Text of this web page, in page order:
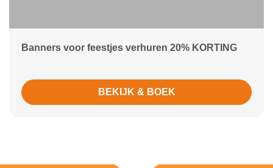
Banners voor feestjes verhuren 20% KORTING
BEKIJK & BOEK